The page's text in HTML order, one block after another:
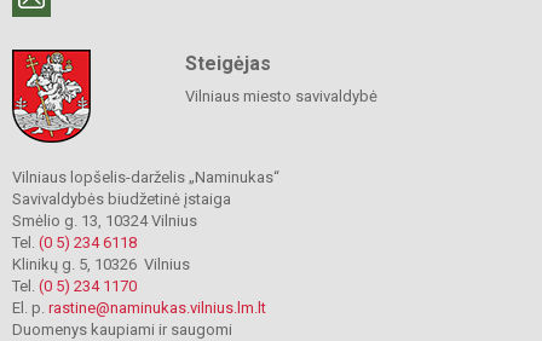
Steigėjas
Vilniaus miesto savivaldybė
Vilniaus lopšelis-darželis „Naminukas“
Savivaldybės biudžetinė įstaiga
Smėlio g. 13, 10324 Vilnius
Tel. (0 5) 234 6118
Klinikų g. 5, 10326 Vilnius
Tel. (0 5) 234 1170
El. p. rastine@naminukas.vilnius.lm.lt
Duomenys kaupiami ir saugomi